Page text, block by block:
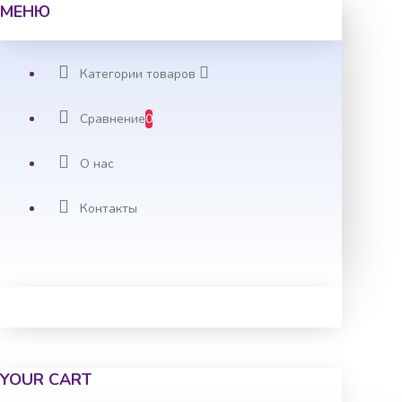
МЕНЮ
Категории товаров
Сравнение0
О нас
Контакты
YOUR CART